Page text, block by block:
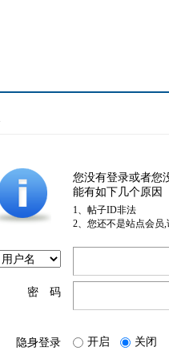
您没有登录或者您
能有如下几个原因
1、帖子ID非法
2、您还不是站点会员
密 码
隐身登录 开启 关闭